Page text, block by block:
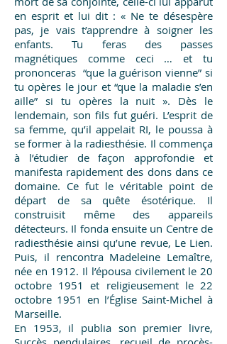
en esprit et lui dit : « Ne te désespère
pas, je vais t’apprendre à soigner les
enfants. Tu feras des passes
magnétiques comme ceci … et tu
prononceras “que la guérison vienne” si
tu opères le jour et “que la maladie s’en
aille” si tu opères la nuit ». Dès le
lendemain, son fils fut guéri. L’esprit de
sa femme, qu’il appelait RI, le poussa à
se former à la radiesthésie. Il commença
à l’étudier de façon approfondie et
manifesta rapidement des dons dans ce
domaine. Ce fut le véritable point de
départ de sa quête ésotérique. Il
construisit même des appareils
détecteurs. Il fonda ensuite un Centre de
radiesthésie ainsi qu’une revue, Le Lien.
Puis, il rencontra Madeleine Lemaître,
née en 1912. Il l’épousa civilement le 20
octobre 1951 et religieusement le 22
octobre 1951 en l’Église Saint-Michel à
Marseille.
En 1953, il publia son premier livre,